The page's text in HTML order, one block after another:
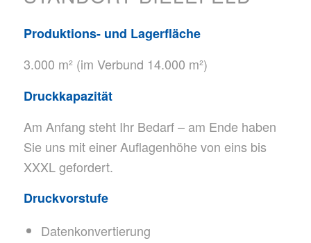
Produktions- und Lagerfläche
3.000 m² (im Verbund 14.000 m²)
Druckkapazität
Am Anfang steht Ihr Bedarf – am Ende haben
Sie uns mit einer Auflagenhöhe von eins bis
XXXL gefordert.
Druckvorstufe
Datenkonvertierung